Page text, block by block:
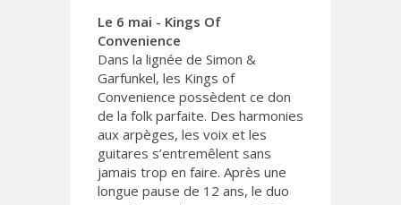
Le 6 mai - Kings Of
Convenience
Dans la lignée de Simon &
Garfunkel, les Kings of
Convenience possèdent ce don
de la folk parfaite. Des harmonies
aux arpèges, les voix et les
guitares s’entremêlent sans
jamais trop en faire. Après une
longue pause de 12 ans, le duo